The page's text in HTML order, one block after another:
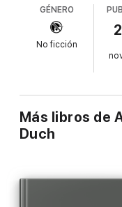
A diferencia del
y militar, el totalismo
hegemonía del
hictópico —al diluir el
absorber la vida
Esta nueva realidad
incesante y la
GÉNERO
No ficción
Más libros de
Duch